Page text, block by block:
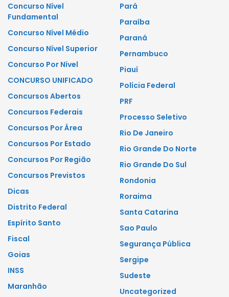
Concurso Nível
Fundamental
Concurso Nível Médio
Concurso Nível Superior
Concurso Por Nível
CONCURSO UNIFICADO
Concursos Abertos
Concursos Federais
Concursos Por Área
Concursos Por Estado
Concursos Por Região
Concursos Previstos
Dicas
Distrito Federal
Espírito Santo
Fiscal
Goias
INSS
Maranhão
Pará
Paraíba
Paraná
Pernambuco
Piauí
Polícia Federal
PRF
Processo Seletivo
Rio De Janeiro
Rio Grande Do Norte
Rio Grande Do Sul
Rondonia
Roraima
Santa Catarina
Sao Paulo
Segurança Pública
Sergipe
Sudeste
Uncategorized